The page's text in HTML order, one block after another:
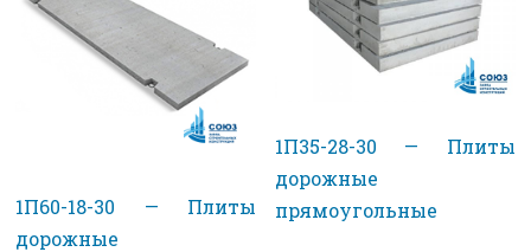
1П60-18-30 — Плиты
дорожные
1П35-28-30 — Плиты
дорожные
прямоугольные